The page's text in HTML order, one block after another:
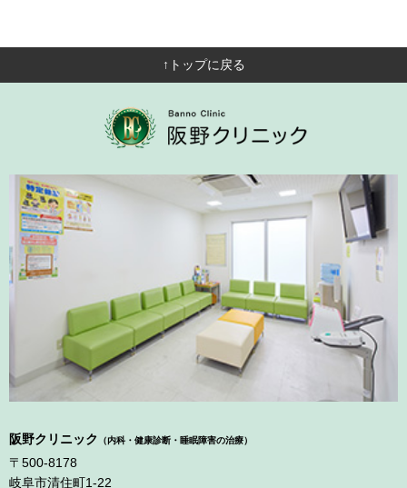
o
o
k
a↑トップに戻る
阪野クリニック （内科・健康診断・睡眠障害の治療）
〒500-8178
岐阜市清住町1-22